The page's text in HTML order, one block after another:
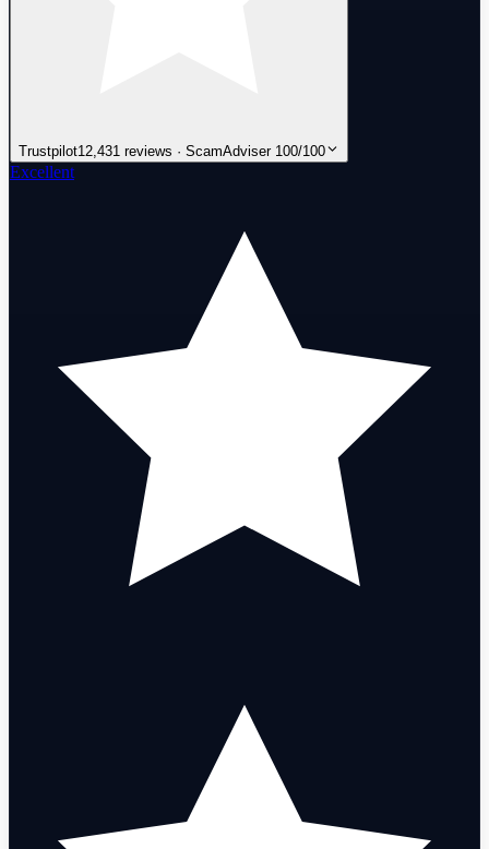
Trustpilot12,431 reviews · ScamAdviser 100/100
Excellent